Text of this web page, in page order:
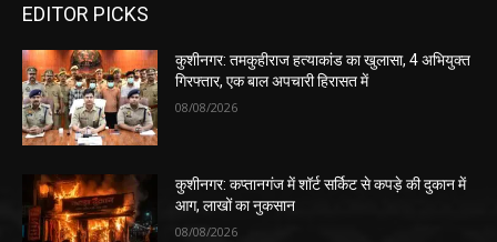
EDITOR PICKS
कुशीनगर: तमकुहीराज हत्याकांड का खुलासा, 4 अभियुक्त
गिरफ्तार, एक बाल अपचारी हिरासत में
08/08/2026
कुशीनगर: कप्तानगंज में शॉर्ट सर्किट से कपड़े की दुकान में
आग, लाखों का नुकसान
08/08/2026